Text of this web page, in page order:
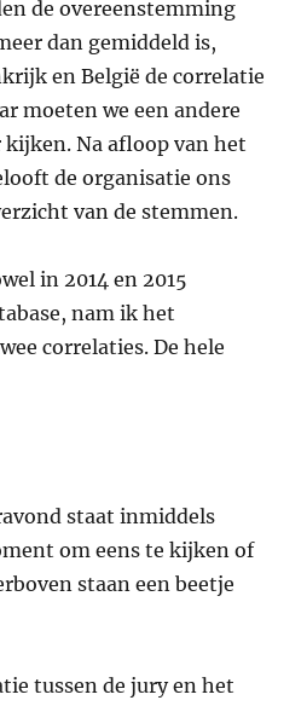
de overeenstemming
dan gemiddeld is,
en België de correlatie
moeten we een andere
kijken. Na afloop van het
de organisatie ons
van de stemmen.
in 2014 en 2015
nam ik het
correlaties. De hele
staat inmiddels
om eens te kijken of
staan een beetje
tussen de jury en het